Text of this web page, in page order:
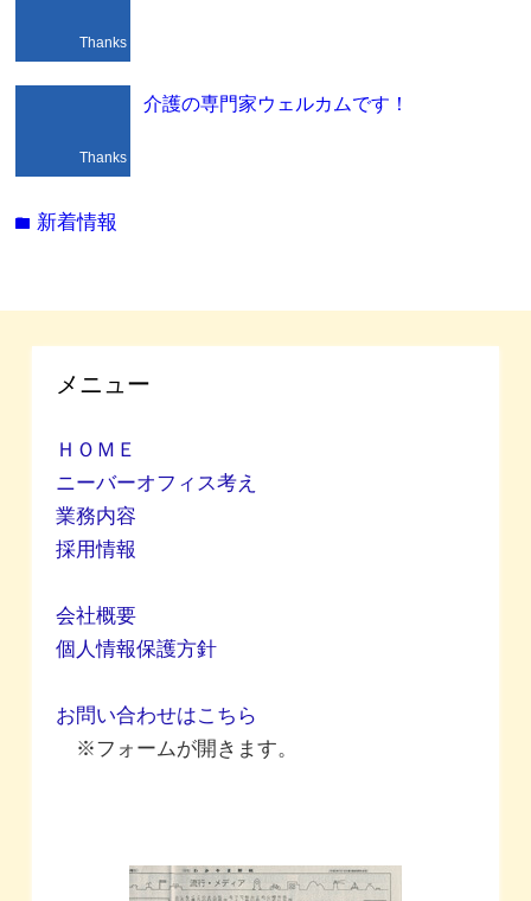
Thanks
Thanks
介護の専門家ウェルカムです！
folder 新着情報
メニュー
ＨＯＭＥ
ニーバーオフィス考え
業務内容
採用情報
会社概要
個人情報保護方針
お問い合わせはこちら
※フォームが開きます。